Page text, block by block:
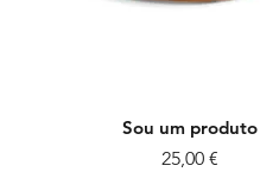
Sou um produto
Preço
25,00 €